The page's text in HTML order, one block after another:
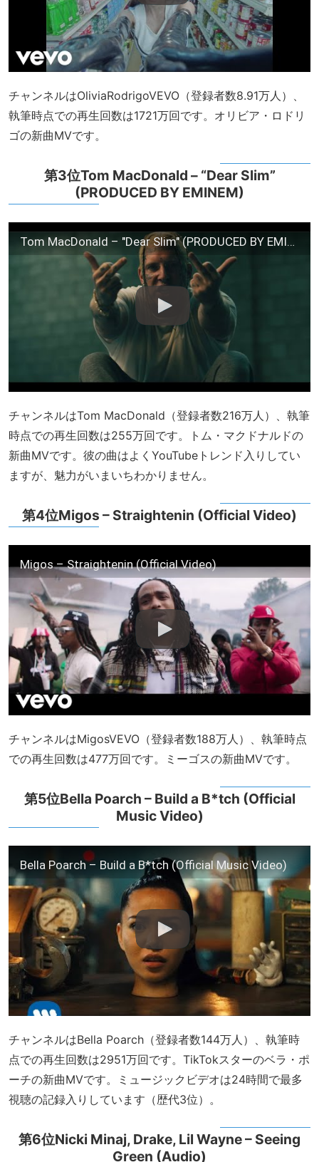
チャンネルはOliviaRodrigoVEVO（登録者数8.91万人）、
執筆時点での再生回数は1721万回です。オリビア・ロドリ
ゴの新曲MVです。
第3位Tom MacDonald – “Dear Slim”
(PRODUCED BY EMINEM)
Tom MacDonald – "Dear Slim" (PRODUCED BY EMINEM)
チャンネルはTom MacDonald（登録者数216万人）、執筆
時点での再生回数は255万回です。トム・マクドナルドの
新曲MVです。彼の曲はよくYouTubeトレンド入りしてい
ますが、魅力がいまいちわかりません。
第4位Migos – Straightenin (Official Video)
Migos – Straightenin (Official Video)
チャンネルはMigosVEVO（登録者数188万人）、執筆時点
での再生回数は477万回です。ミーゴスの新曲MVです。
第5位Bella Poarch – Build a B*tch (Official
Music Video)
Bella Poarch – Build a B*tch (Official Music Video)
チャンネルはBella Poarch（登録者数144万人）、執筆時
点での再生回数は2951万回です。TikTokスターのベラ・ポ
ーチの新曲MVです。ミュージックビデオは24時間で最多
視聴の記録入りしています（歴代3位）。
第6位Nicki Minaj, Drake, Lil Wayne – Seeing
Green (Audio)